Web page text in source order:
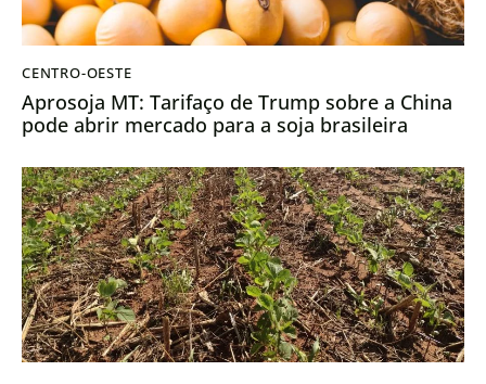
CENTRO-OESTE
Aprosoja MT: Tarifaço de Trump sobre a China
pode abrir mercado para a soja brasileira